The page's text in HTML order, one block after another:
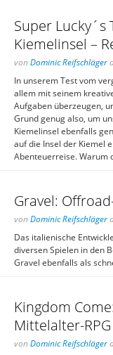
Super Lucky´s
Kiemelinsel –
von Dominic Reifschläger
In unserem Test vom
allem mit seinem
Aufgaben überzeugen,
Grund genug also, um
Kiemelinsel ebenfalls
auf die Insel der Kiemel
Abenteuerreise. Warum
Gravel:
von Dominic Reifschläger
Das italienische
diversen Spielen in den
Gravel ebenfalls als
Kingdom
Mittelalter-
von Dominic Reifschläger